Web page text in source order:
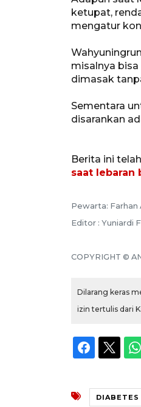
ketupat,
mengatur
misalnya
dimasak
Sementara
disarankan
Berita ini
saat lebaran
Pewarta: Farhan
Editor : Yuniardi
COPYRIGHT ©
Dilarang keras
izin tertulis dari
DIABETES